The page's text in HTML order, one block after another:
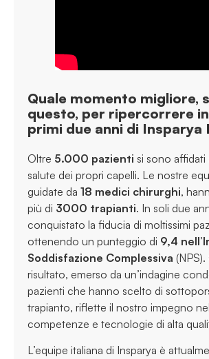
Quale momento migliore,
questo, per ripercorrere
primi due anni di Insparya
Oltre 5.000 pazienti si sono affidati
salute dei propri capelli. Le nostre
guidate da 18 medici chirurghi,
più di 3000 trapianti. In soli due
conquistato la fiducia di moltissimi
ottenendo un punteggio di 9,4
Soddisfazione Complessiva
risultato, emerso da un’indagine
pazienti che hanno scelto di
trapianto, riflette il nostro impegno
competenze e tecnologie di alta
L’equipe italiana di Insparya è